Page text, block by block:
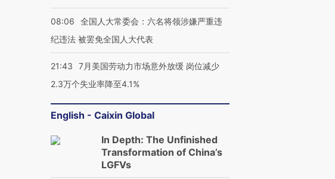
08:06
全国人大常委会：六名将领涉嫌严重违
纪违法 被罢免全国人大代表
21:43
7月美国劳动力市场意外放缓 岗位减少
2.3万个失业率降至4.1%
English - Caixin Global
In Depth: The Unfinished
Transformation of China’s
LGFVs